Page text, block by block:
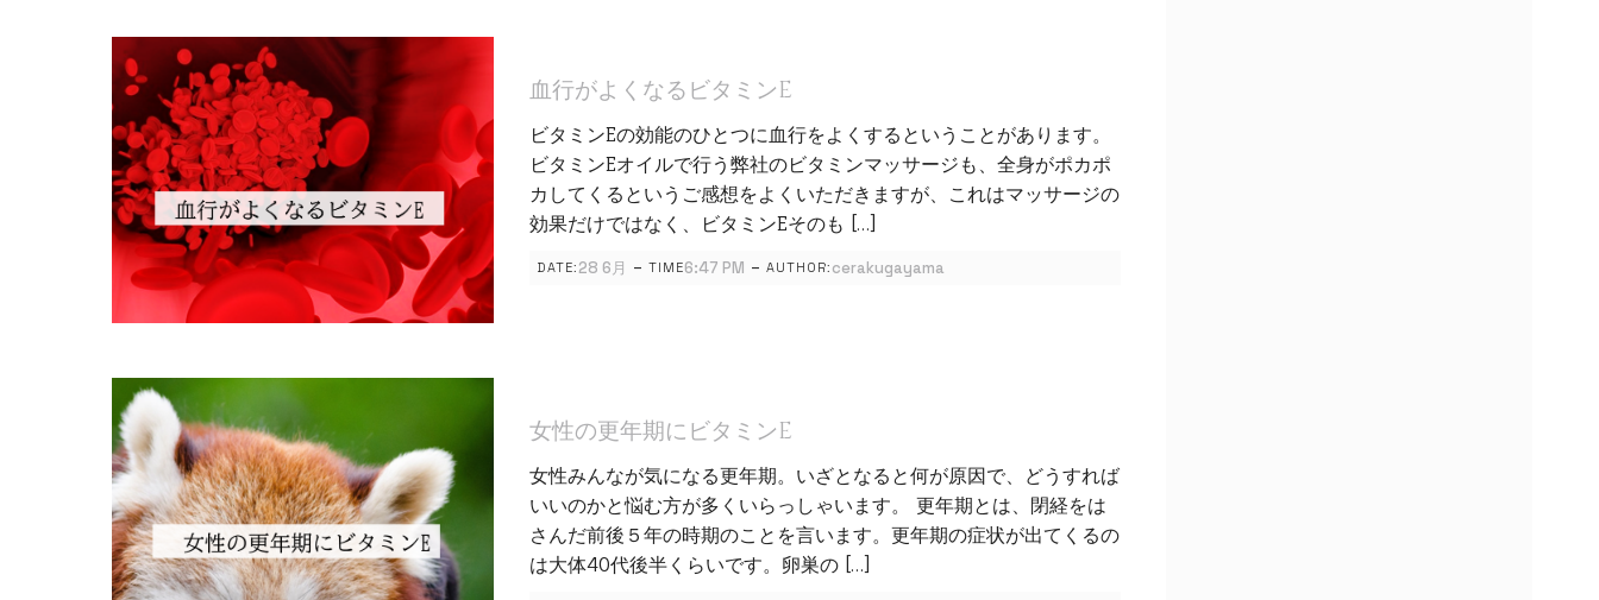
血行がよくなるビタミンE
ビタミンEの効能のひとつに血行をよくするということがあります。
ビタミンEオイルで行う弊社のビタミンマッサージも、全身がポカポ
カしてくるというご感想をよくいただきますが、これはマッサージの
効果だけではなく、ビタミンEそのも […]
DATE: 28 6月 - TIME6:47 PM - AUTHOR: cerakugayama
女性の更年期にビタミンE
女性みんなが気になる更年期。いざとなると何が原因で、どうすれば
いいのかと悩む方が多くいらっしゃいます。 更年期とは、閉経をは
さんだ前後５年の時期のことを言います。更年期の症状が出てくるの
は大体40代後半くらいです。卵巣の […]